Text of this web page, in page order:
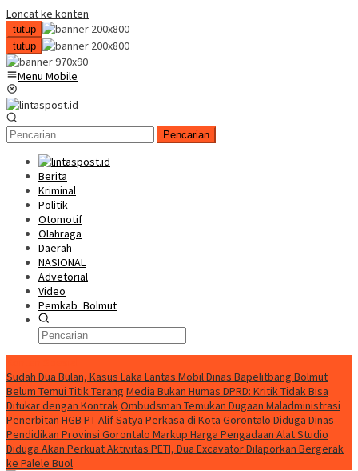
Loncat ke konten
tutup
tutup
Menu Mobile
Pencarian
Berita
Kriminal
Politik
Otomotif
Olahraga
Daerah
NASIONAL
Advetorial
Video
Pemkab_Bolmut
Sudah Dua Bulan, Kasus Laka Lantas Mobil Dinas Bapelitbang Bolmut
Belum Temui Titik Terang Media Bukan Humas DPRD: Kritik Tidak Bisa
Ditukar dengan KontrakOmbudsman Temukan Dugaan Maladministrasi
Penerbitan HGB PT Alif Satya Perkasa di Kota Gorontalo Diduga Dinas
Pendidikan Provinsi Gorontalo Markup Harga Pengadaan Alat Studio
Diduga Akan Perkuat Aktivitas PETI, Dua Excavator Dilaporkan Bergerak
ke Palele Buol